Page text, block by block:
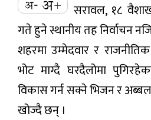
सरावल, १८
गते हुने स्थानीय तह निर्वाचन
शहरमा उम्मेदवार र
भोट माग्दै घरदैलोमा
विकास गर्न सक्ने भिजन र
खोज्दै छन् ।